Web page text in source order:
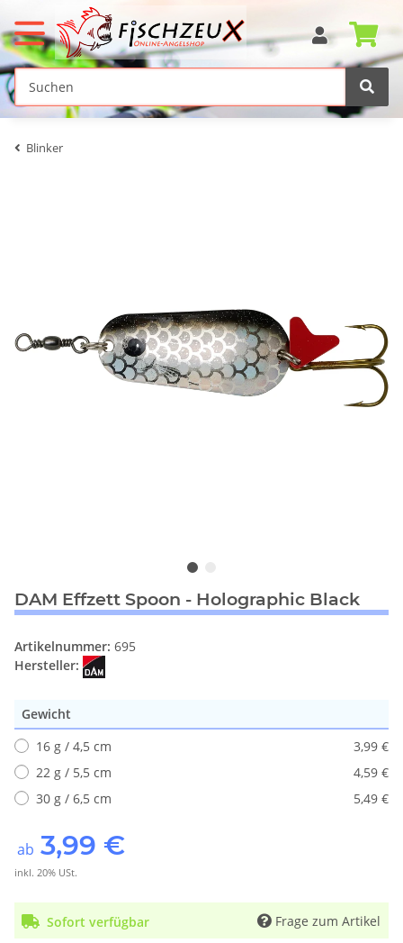
Blinker
DAM Effzett Spoon - Holographic Black
Artikelnummer: 695
Hersteller:
Gewicht
16 g / 4,5 cm
3,99 €
22 g / 5,5 cm
4,59 €
30 g / 6,5 cm
5,49 €
ab 3,99 €
inkl. 20% USt.
Sofort verfügbar Frage zum Artikel